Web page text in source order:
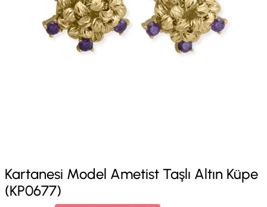
Kartanesi Model Ametist Taşlı Altın Küpe
(KP0677)